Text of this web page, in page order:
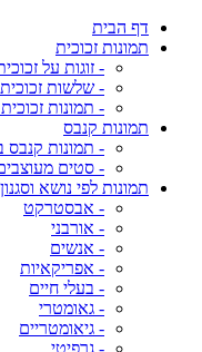
דף הבית
תמונות זכוכית
- זוגות על
- שלשות
- תמונות
תמונות קנבס
- תמונות קנבס
- סטים
תמונות לפי נושא וסגנון
- אבסטרקט
- אורבני
- אנשים
- אפריקאיות
- בעלי חיים
- גאומטרי
- גיאומטריים
- גרפיטי